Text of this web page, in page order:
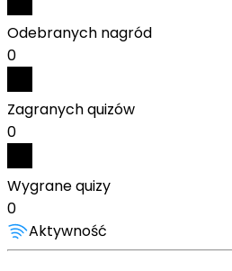
Odebranych nagród
0
Zagranych quizów
0
Wygrane quizy
0
Aktywność